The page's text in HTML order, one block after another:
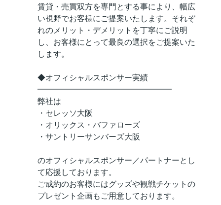
賃貸・売買双方を専門とする事により、幅広
い視野でお客様にご提案いたします。それぞ
れのメリット・デメリットを丁寧にご説明
し、お客様にとって最良の選択をご提案いた
します。
◆オフィシャルスポンサー実績
━━━━━━━━━━━━━━━━━
弊社は
・セレッソ大阪
・オリックス・バファローズ
・サントリーサンバーズ大阪
のオフィシャルスポンサー／パートナーとし
て応援しております。
ご成約のお客様にはグッズや観戦チケットの
プレゼント企画もご用意しております。